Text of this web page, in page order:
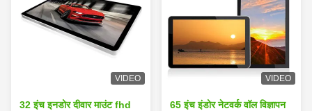
VIDEO
32 इंच इनडोर दीवार माउंट fhd
VIDEO
65 इंच इंडोर नेटवर्क वॉल विज्ञापन